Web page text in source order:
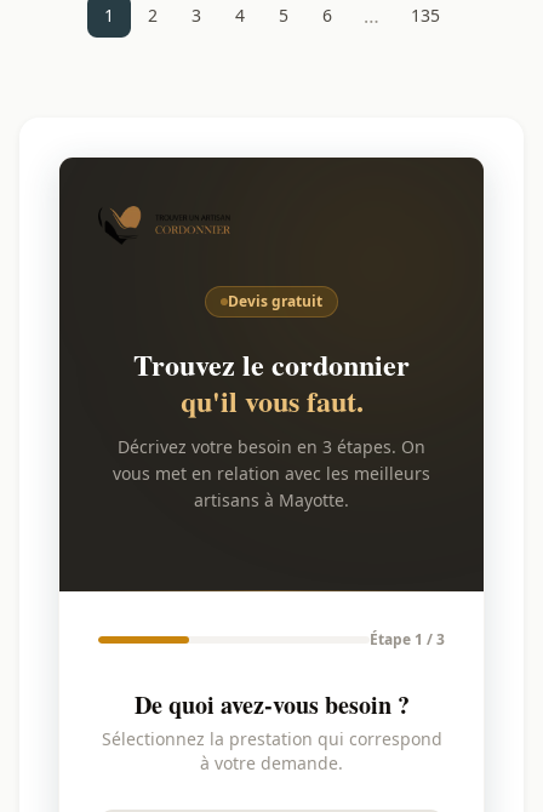
1 2 3 4 5 6 … 135
Devis gratuit
Trouvez le cordonnier
qu'il vous faut.
Décrivez votre besoin en 3 étapes. On
vous met en relation avec les meilleurs
artisans à Mayotte.
Étape 1 / 3
De quoi avez-vous besoin ?
Sélectionnez la prestation qui correspond
à votre demande.